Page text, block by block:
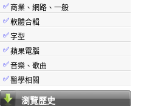
✅ 商業、網路、一般
✅軟體合輯
✅字型
✅蘋果電腦
✅音樂、歌曲
✅醫學相關
瀏覽歷史